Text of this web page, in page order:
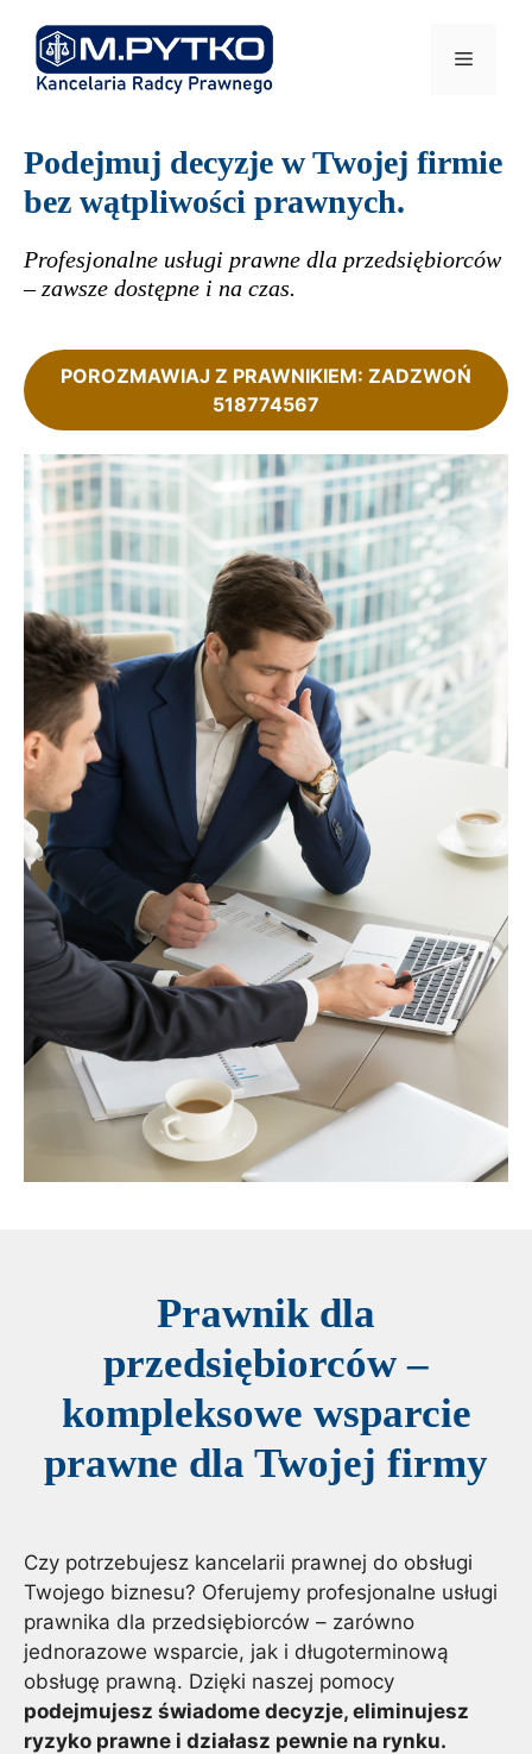
treści
Menu
Podejmuj decyzje w Twojej firmie
bez wątpliwości prawnych.
Profesjonalne usługi prawne dla przedsiębiorców
– zawsze dostępne i na czas.
POROZMAWIAJ Z PRAWNIKIEM: ZADZWOŃ
518774567
Prawnik dla
przedsiębiorców –
kompleksowe wsparcie
prawne dla Twojej firmy
Czy potrzebujesz kancelarii prawnej do obsługi
Twojego biznesu? Oferujemy profesjonalne usługi
prawnika dla przedsiębiorców – zarówno
jednorazowe wsparcie, jak i długoterminową
obsługę prawną. Dzięki naszej pomocy
podejmujesz świadome decyzje, eliminujesz
ryzyko prawne i działasz pewnie na rynku.